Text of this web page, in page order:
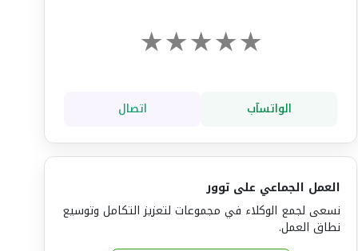
★
★
★
★
★
الواتسآب اتصال
العمل الجماعي على توور
نسعى لجمع الوكلاء في مجموعات لتعزيز التكامل وتوسيع
نطاق العمل.